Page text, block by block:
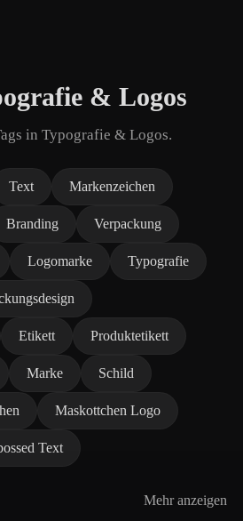
& Logos
in Typografie & Logos.
Text Markenzeichen
Branding Verpackung
Logomarke Typografie
Etikett Produktetikett
Marke Schild
Maskottchen Logo
Text
Mehr anzeigen